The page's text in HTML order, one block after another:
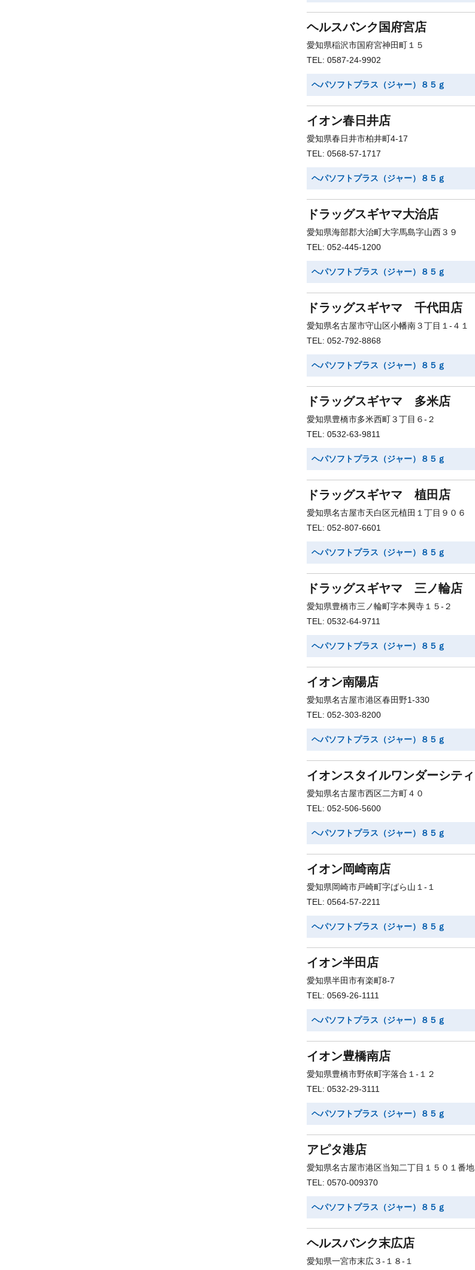
ヘルスバンク国府宮店
愛知県稲沢市国府宮神田町１５
TEL: 0587-24-9902
ヘパソフトプラス（ジャー）８５ｇ
イオン春日井店
愛知県春日井市柏井町4-17
TEL: 0568-57-1717
ヘパソフトプラス（ジャー）８５ｇ
ドラッグスギヤマ大治店
愛知県海部郡大治町大字馬島字山西３９
TEL: 052-445-1200
ヘパソフトプラス（ジャー）８５ｇ
ドラッグスギヤマ 千代田店
愛知県名古屋市守山区小幡南３丁目１-４１
TEL: 052-792-8868
ヘパソフトプラス（ジャー）８５ｇ
ドラッグスギヤマ 多米店
愛知県豊橋市多米西町３丁目６-２
TEL: 0532-63-9811
ヘパソフトプラス（ジャー）８５ｇ
ドラッグスギヤマ 植田店
愛知県名古屋市天白区元植田１丁目９０６
TEL: 052-807-6601
ヘパソフトプラス（ジャー）８５ｇ
ドラッグスギヤマ 三ノ輪店
愛知県豊橋市三ノ輪町字本興寺１５-２
TEL: 0532-64-9711
ヘパソフトプラス（ジャー）８５ｇ
イオン南陽店
愛知県名古屋市港区春田野1-330
TEL: 052-303-8200
ヘパソフトプラス（ジャー）８５ｇ
イオンスタイルワンダーシティ
愛知県名古屋市西区二方町４０
TEL: 052-506-5600
ヘパソフトプラス（ジャー）８５ｇ
イオン岡崎南店
愛知県岡崎市戸崎町字ばら山１-１
TEL: 0564-57-2211
ヘパソフトプラス（ジャー）８５ｇ
イオン半田店
愛知県半田市有楽町8-7
TEL: 0569-26-1111
ヘパソフトプラス（ジャー）８５ｇ
イオン豊橋南店
愛知県豊橋市野依町字落合１-１２
TEL: 0532-29-3111
ヘパソフトプラス（ジャー）８５ｇ
アピタ港店
愛知県名古屋市港区当知二丁目１５０１番地
TEL: 0570-009370
ヘパソフトプラス（ジャー）８５ｇ
ヘルスバンク末広店
愛知県一宮市末広３-１８-１